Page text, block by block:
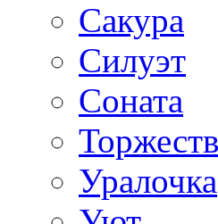
Сакура
Силуэт
Соната
Уралочка